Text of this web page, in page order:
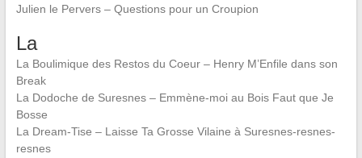
Julien le Pervers – Questions pour un Croupion
La
La Boulimique des Restos du Coeur – Henry M’Enfile dans son
Break
La Dodoche de Suresnes – Emmène-moi au Bois Faut que Je
Bosse
La Dream-Tise – Laisse Ta Grosse Vilaine à Suresnes-resnes-
resnes